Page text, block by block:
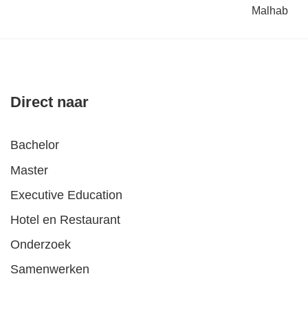
Malhab
Direct naar
Bachelor
Master
Executive Education
Hotel en Restaurant
Onderzoek
Samenwerken